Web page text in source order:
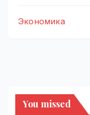
Экономика
You missed